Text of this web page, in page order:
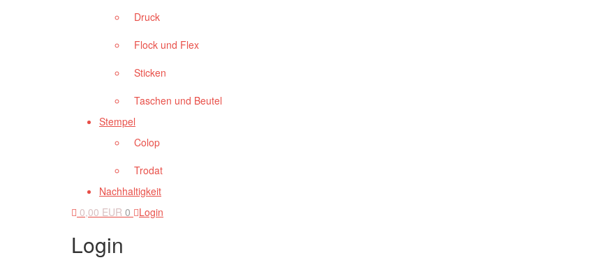
Druck
Flock und Flex
Sticken
Taschen und Beutel
Stempel
Colop
Trodat
Nachhaltigkeit
0,00 EUR 0 Login
Login